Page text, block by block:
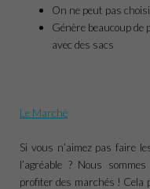
On ne peut pas
Génère beaucoup de
avec des sacs
Le Marché
Si vous n’aimez pas faire
l’agréable ? Nous
profiter des marchés ! Cela